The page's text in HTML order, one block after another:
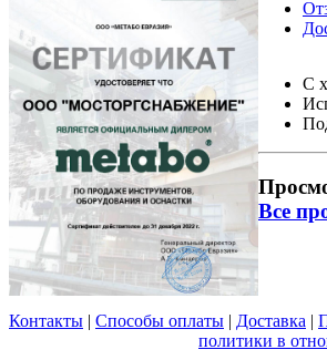
С
Все
Контакты | Способы оплаты | Доставка |
политики в